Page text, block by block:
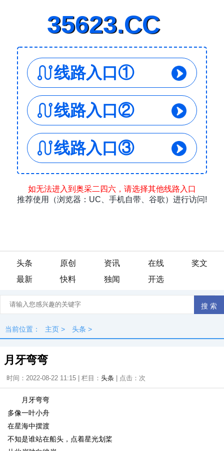
头条 原创 资讯 在线
奖文
最新
快料 独闻 开选
当前位置： 主页 > 头条 >
月牙弯弯
时间：2022-08-22 11:15 | 栏目： 头条 | 点击： 次
月牙弯弯
多像一叶小舟
在星海中摆渡
不知是谁站在船头，点着星光划桨